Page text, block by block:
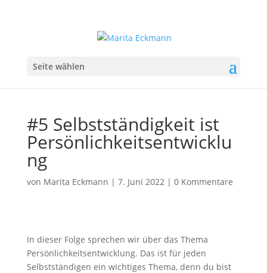
Seite wählen
#5 Selbstständigkeit ist
Persönlichkeitsentwicklu
ng
von Marita Eckmann | 7. Juni 2022| 0 Kommentare
In dieser Folge sprechen wir über das Thema
Persönlichkeitsentwicklung. Das ist für jeden
Selbstständigen ein wichtiges Thema, denn du bist